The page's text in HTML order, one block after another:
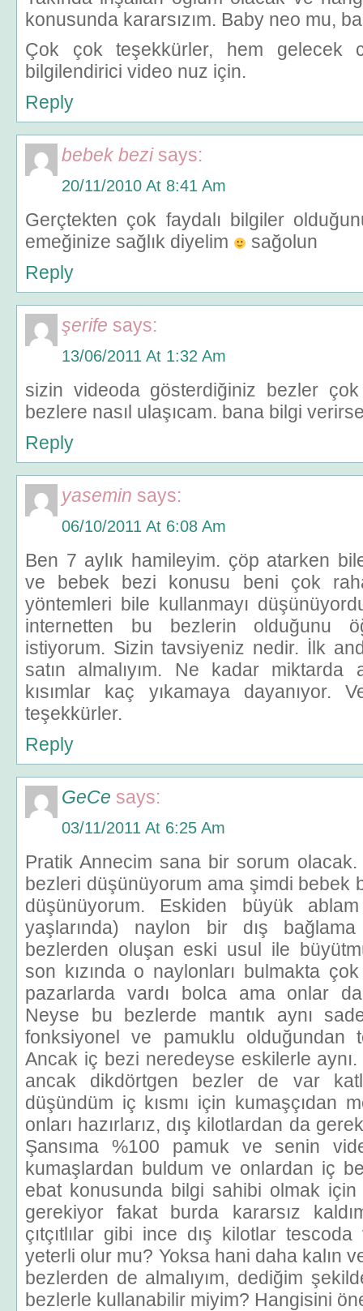
konusunda kararsızım. Baby neo mu,
Çok çok teşekkürler, hem gelecek
bilgilendirici video nuz için.
Reply
bebek bezi says:
20/11/2010 At 8:41 Am
Gerçtekten çok faydalı bilgiler
emeğinize sağlık diyelim
sağolun
Reply
şerife says:
13/06/2011 At 1:32 Am
sizin videoda gösterdiğiniz bezler
bezlere nasıl ulaşıcam. bana bilgi
Reply
yasemin says:
06/10/2011 At 6:08 Am
Ben 7 aylık hamileyim. çöp atarken
ve bebek bezi konusu beni çok
yöntemleri bile kullanmayı
internetten bu bezlerin olduğunu
istiyorum. Sizin tavsiyeniz nedir. İlk
satın almalıyım. Ne kadar miktarda
kısımlar kaç yıkamaya dayanıyor.
teşekkürler.
Reply
GeCe says:
03/11/2011 At 6:25 Am
Pratik Annecim sana bir sorum
bezleri düşünüyorum ama şimdi bebek
düşünüyorum. Eskiden büyük
yaşlarında) naylon bir dış
bezlerden oluşan eski usul ile
son kızında o naylonları bulmakta
pazarlarda vardı bolca ama onlar
Neyse bu bezlerde mantık aynı
fonksiyonel ve pamuklu olduğundan
Ancak iç bezi neredeyse eskilerle
ancak dikdörtgen bezler de var
düşündüm iç kısmı için kumaşçıdan
onları hazırlarız, dış kilotlardan da
Şansıma %100 pamuk ve senin
kumaşlardan buldum ve onlardan iç
ebat konusunda bilgi sahibi olmak için
gerekiyor fakat burda kararsız
çıtçıtlılar gibi ince dış kilotlar
yeterli olur mu? Yoksa hani daha kalın
bezlerden de almalıyım, dediğim
bezlerle kullanabilir miyim? Hangisini